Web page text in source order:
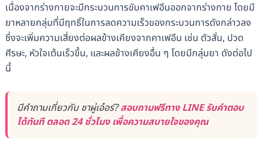
เนื่องจากร่างกายจะมีกระบวนการขับคาเฟอีนออกจากร่างกาย โดยมี
ยาหลายกลุ่มที่มีฤทธิ์ในการลดความเร็วของกระบวนการดังกล่าวลง
ซึ่งจะเพิ่มความเสี่ยงต่อผลข้างเคียงจากคาเฟอีน เช่น ตัวสั่น, ปวด
ศีรษะ, หัวใจเต้นเร็วขึ้น, และผลข้างเคียงอื่น ๆ โดยมีกลุ่มยา ดังต่อไป
นี้
มีคำถามเกี่ยวกับ ชาผู่เอ๋อร์?สอบถามฟรีทาง LINE รับคำตอบ
ได้ทันที ตลอด 24 ชั่วโมง เพื่อความสบายใจของคุณ